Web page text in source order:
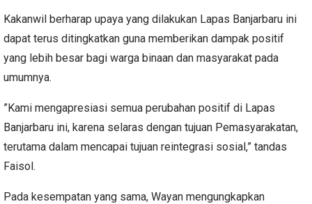
Kakanwil berharap upaya yang dilakukan Lapas Banjarbaru ini
dapat terus ditingkatkan guna memberikan dampak positif
yang lebih besar bagi warga binaan dan masyarakat pada
umumnya.
”Kami mengapresiasi semua perubahan positif di Lapas
Banjarbaru ini, karena selaras dengan tujuan Pemasyarakatan,
terutama dalam mencapai tujuan reintegrasi sosial,” tandas
Faisol.
Pada kesempatan yang sama, Wayan mengungkapkan